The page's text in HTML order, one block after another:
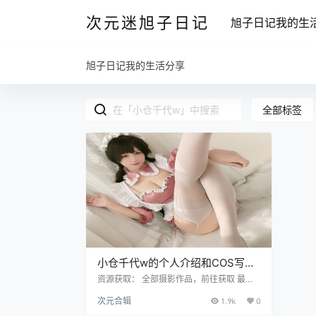
次元迷旭子日记 旭子日记我的生
旭子日记我的生活分享
全部标签
小仓千代w的个人介绍和COS写眞
图合集
资源获取： 全部摄影作品，前往获取 最新
名微博动漫写真博主@小仓千代w的COS写
次元合辑 1.9k 0